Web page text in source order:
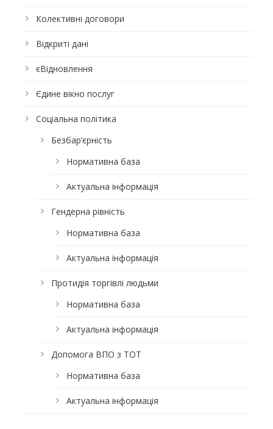
Колективні договори
Відкриті дані
єВідновлення
Єдине вікно послуг
Соціальна політика
Безбар’єрність
Нормативна база
Актуальна інформація
Гендерна рівність
Нормативна база
Актуальна інформація
Протидія торгівлі людьми
Нормативна база
Актуальна інформація
Допомога ВПО з ТОТ
Нормативна база
Актуальна інформація